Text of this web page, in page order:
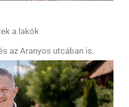
a lakók
az Aranyos utcában is.